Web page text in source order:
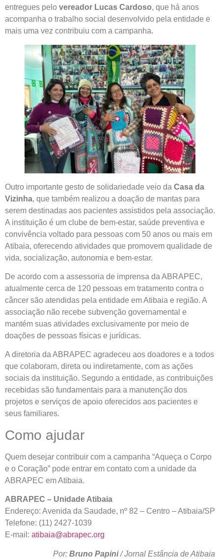
entregues pelo vereador Lucas Cardoso, que há anos
acompanha o trabalho social desenvolvido pela entidade e
mais uma vez contribuiu com a campanha.
Outro importante gesto de solidariedade veio da Casa da
Vizinha, que também realizou a doação de mantas para
serem destinadas aos pacientes assistidos pela associação.
A instituição é um clube de bem-estar, saúde preventiva e
convivência voltado para pessoas com 50 anos ou mais em
Atibaia, oferecendo atividades que promovem qualidade de
vida, socialização, autonomia e bem-estar.
De acordo com a assessoria de imprensa da ABRAPEC,
atualmente cerca de 120 pessoas em tratamento contra o
câncer são atendidas pela entidade em Atibaia e região. A
associação não recebe subvenção governamental e
mantém suas atividades exclusivamente por meio de
doações de pessoas físicas e jurídicas.
A diretoria da ABRAPEC agradeceu aos doadores e a todos
que colaboram, direta ou indiretamente, com as ações
sociais da instituição. Segundo a entidade, as contribuições
recebidas são fundamentais para a manutenção dos
projetos e serviços de apoio oferecidos aos pacientes e
seus familiares.
Como ajudar
Quem desejar contribuir com a campanha “Aqueça o Corpo
e o Coração” pode entrar em contato com a unidade da
ABRAPEC em Atibaia.
ABRAPEC – Unidade Atibaia
Endereço: Avenida da Saudade, nº 82 – Centro – Atibaia/SP
Telefone: (11) 2427-1039
E-mail: atibaia@abrapec.org
Por: Bruno Papini/ Jornal Estância de Atibaia